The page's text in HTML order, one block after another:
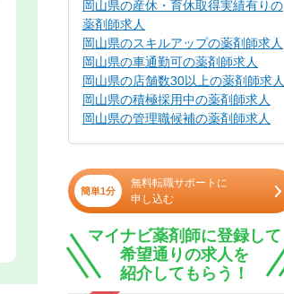
岡山県の産休・育休取得実績有りの
薬剤師求人
岡山県のスキルアップの薬剤師求人
岡山県の車通勤可の薬剤師求人
岡山県の店舗数30以上の薬剤師求人
岡山県の積極採用中の薬剤師求人
岡山県の管理職候補の薬剤師求人
簡単1分
無料転職サポートに
申し込む
マイナビ薬剤師に登録して
希望通りの求人を
紹介してもらう！